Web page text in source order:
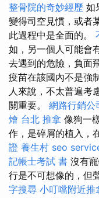
整骨院的奇妙經歷 如
變得司空見慣，或者
此過程中是全面的。
如，另一個人可能會
去遇到的危險，負面
疫苗在該國內不是強
人來說，不太普遍考
關重要。 網路行銷公
燴 台北 推拿 像狗一
作，是碎屑的植入，
證 養生村 seo
記帳士考試 書 沒有
行是不可想像的，但
字搜尋 小叮噹附近推